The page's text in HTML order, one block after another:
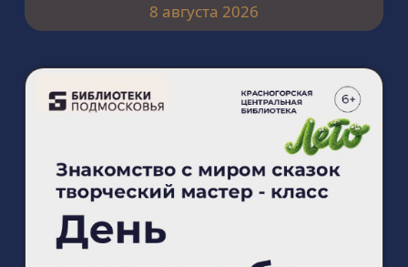
8 августа 2026